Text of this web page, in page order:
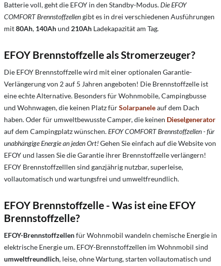
Batterie voll, geht die EFOY in den Standby-Modus.Die EFOY
COMFORT Brennstoffzellengibt es in drei verschiedenen Ausführungen
mit80Ah, 140Ahund 210Ah Ladekapazität am Tag.
EFOY Brennstoffzelle als Stromerzeuger?
Die EFOY Brennstoffzelle wird mit einer optionalen Garantie-
Verlängerung von 2 auf 5 Jahren angeboten! Die Brennstoffzelle ist
eine echte Alternative. Besonders für Wohnmobile, Campingbusse
und Wohnwagen, die keinen Platz fürSolarpaneleauf dem Dach
haben. Oder für umweltbewusste Camper, die keinen Dieselgenerator
auf dem Campingplatz wünschen.EFOY COMFORT Brennstoffzellen - für
unabhängige Energie an jeden Ort!Gehen Sie einfach auf die Website von
EFOY und lassen Sie die Garantie ihrer Brennstoffzelle verlängern!
EFOY Brennstoffzelllen sind ganzjährig nutzbar, superleise,
vollautomatisch und wartungsfrei und umweltfreundlich.
EFOY Brennstoffzelle - Was ist eine EFOY
Brennstoffzelle?
EFOY-Brennstoffzellenfür Wohnmobil wandeln chemische Energie in
elektrische Energie um. EFOY-Brennstoffzellen im Wohnmobil sind
umweltfreundlich, leise, ohne Wartung, starten vollautomatisch und